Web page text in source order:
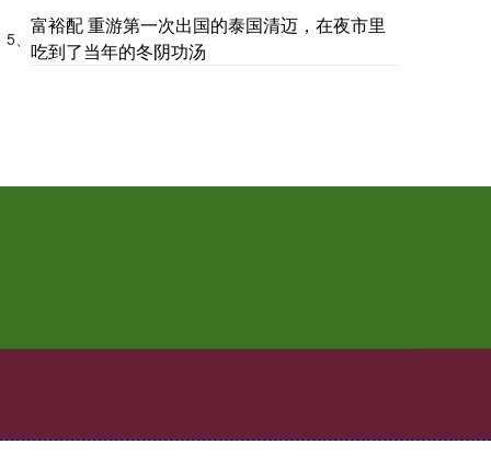
5、
富裕配 重游第一次出国的泰国清迈，在夜市里
吃到了当年的冬阴功汤